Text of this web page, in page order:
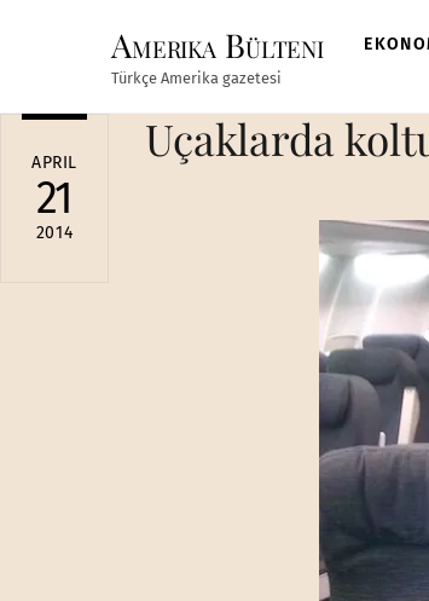
Amerika Bülteni
Türkçe Amerika gazetesi
APRIL
21
2014
Uçaklarda